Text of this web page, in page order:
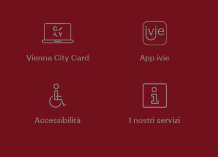
Vienna City Card App ivie
Accessibilità I nostri servizi